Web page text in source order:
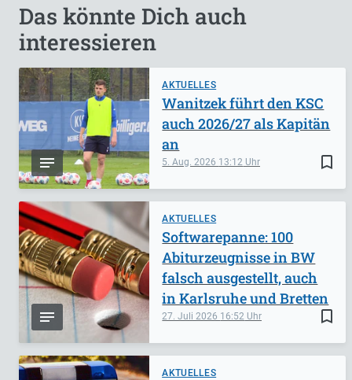
Das könnte Dich auch
interessieren
AKTUELLES
bookmark_border
5. Aug. 2026 13:12
Wanitzek führt den KSC
auch 2026/27 als Kapitän
an
AKTUELLES
bookmark_border
27. Juli 2026 16:52
Softwarepanne: 100
Abiturzeugnisse in BW
falsch ausgestellt, auch
in Karlsruhe und Bretten
AKTUELLES